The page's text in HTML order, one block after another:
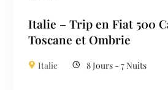
Italie – Trip en Fiat 500
Toscane et Ombrie
Italie 8 Jours - 7 Nuits